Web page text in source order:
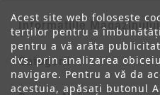
Informatiile Magazinului
Categorii
Acest site web folosește
terților pentru a
pentru a vă arăta
dvs. prin analizarea
navigare. Pentru a vă da
acestuia, apăsați butonul